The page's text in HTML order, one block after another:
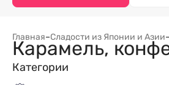
Главная–Сладости из Японии и Азии–
Карамель,
Категории